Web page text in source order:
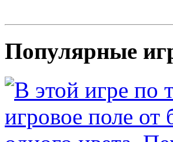
Популярные